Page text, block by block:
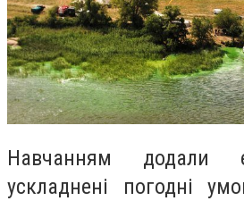
Навчанням додали
ускладнені погодні